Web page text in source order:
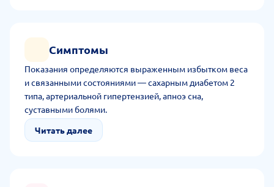
Симптомы
Показания определяются выраженным избытком веса
и связанными состояниями — сахарным диабетом 2
типа, артериальной гипертензией, апноэ сна,
суставными болями.
Читать далее